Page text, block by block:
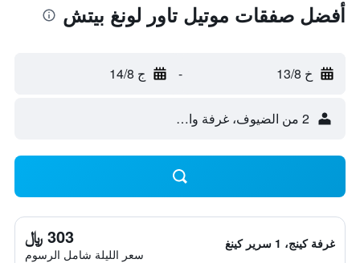
أفضل صفقات موتيل تاور لونغ بيتش
خ 13/8 - ج 14/8
2 من الضيوف، غرفة واحدة
غرفة كينج، 1 سرير كينغ 303 ﷼
سعر الليلة شامل الرسوم